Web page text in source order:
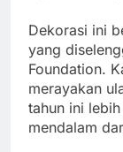
Dekorasi ini
yang
Foundation.
merayakan
tahun ini
mendalam